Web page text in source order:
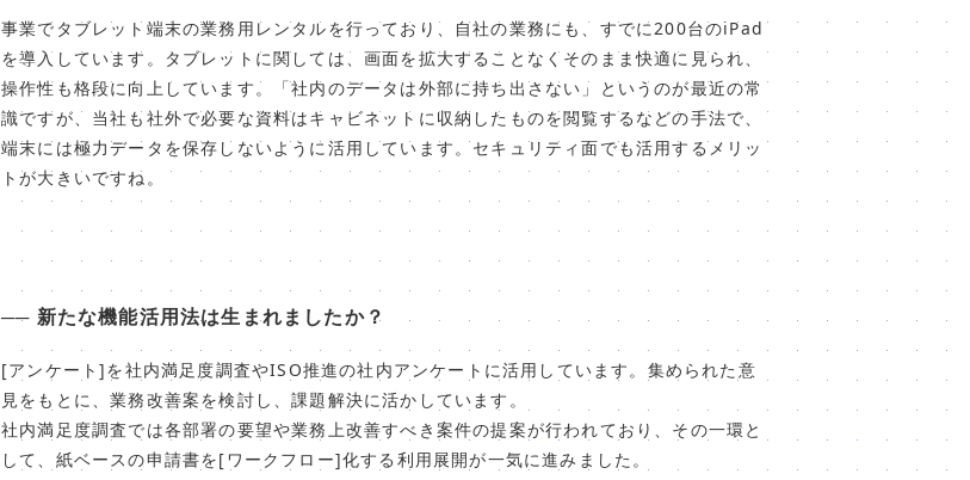
事業でタブレット端末の業務用レンタルを行っており、自社の業務にも、すでに200台のiPad
を導入しています。タブレットに関しては、画面を拡大することなくそのまま快適に見られ、
操作性も格段に向上しています。「社内のデータは外部に持ち出さない」というのが最近の常
識ですが、当社も社外で必要な資料はキャビネットに収納したものを閲覧するなどの手法で、
端末には極力データを保存しないように活用しています。セキュリティ面でも活用するメリッ
トが大きいですね。
── 新たな機能活用法は生まれましたか？
[アンケート]を社内満足度調査やISO推進の社内アンケートに活用しています。集められた意
見をもとに、業務改善案を検討し、課題解決に活かしています。
社内満足度調査では各部署の要望や業務上改善すべき案件の提案が行われており、その一環と
して、紙ベースの申請書を[ワークフロー]化する利用展開が一気に進みました。